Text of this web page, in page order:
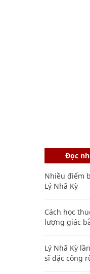
Đọc
Nhiều điểm
Lý Nhã Kỳ
Cách học
lượng giác
Lý Nhã Kỳ
sĩ đặc công